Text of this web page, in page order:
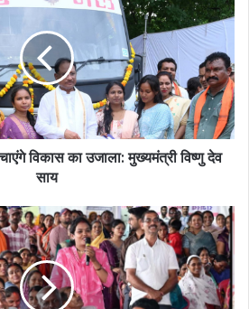
विकास का उजाला: मुख्यमंत्री विष्णु देव
साय